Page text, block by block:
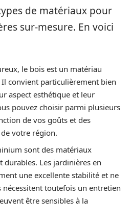
de matériaux pour
sur-mesure. En voici
le bois est un matériau
convient particulièrement bien
aspect esthétique et leur
pouvez choisir parmi plusieurs
de vos goûts et des
votre région.
sont des matériaux
durables. Les jardinières en
une excellente stabilité et ne
nécessitent toutefois un entretien
être sensibles à la